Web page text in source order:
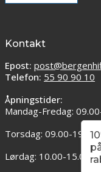
Kontakt
Epost:
Telefon: 55 90 90 10
Åpningstider:
Mandag-Fredag:
Torsdag: 09.00-19.00
Lørdag: 10.00-15.00